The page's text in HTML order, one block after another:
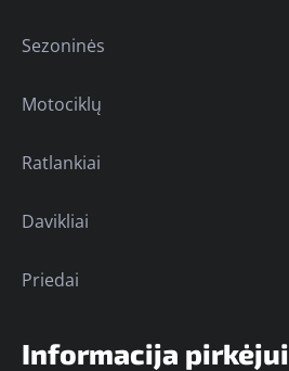
Sezoninės
Motociklų
Ratlankiai
Davikliai
Priedai
Informacija pirkėjui